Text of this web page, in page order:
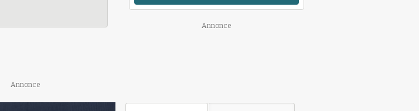
Annonce
Annonce